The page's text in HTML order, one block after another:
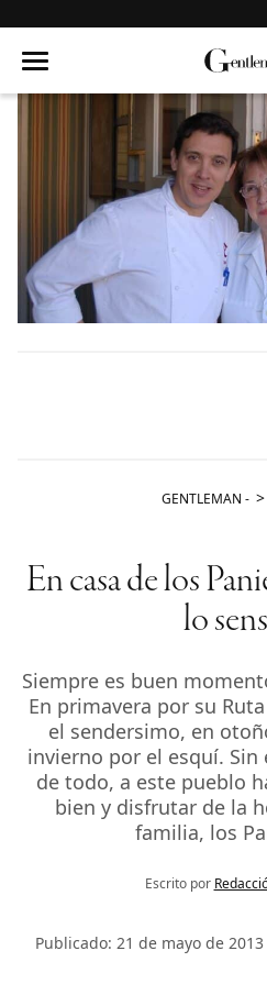
GENTLEMAN -
En casa de los
lo
Siempre es buen
En primavera por su
el sendersimo, en
invierno por el esquí.
de todo, a este pueblo
bien y disfrutar de la
familia, los
Escrito por
Publicado: 21 de mayo de